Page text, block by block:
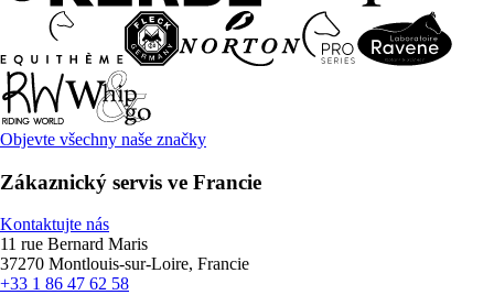
Objevte všechny naše značky
Zákaznický servis ve Francie
Kontaktujte nás
11 rue Bernard Maris
37270 Montlouis-sur-Loire, Francie
+33 1 86 47 62 58